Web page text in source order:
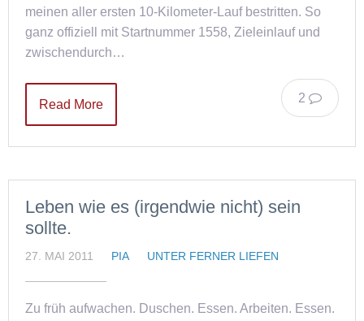
meinen aller ersten 10-Kilometer-Lauf bestritten. So
ganz offiziell mit Startnummer 1558, Zieleinlauf und
zwischendurch…
2
Read More
Leben wie es (irgendwie nicht) sein
sollte.
27. MAI 2011 PIA UNTER FERNER LIEFEN
Zu früh aufwachen. Duschen. Essen. Arbeiten. Essen.